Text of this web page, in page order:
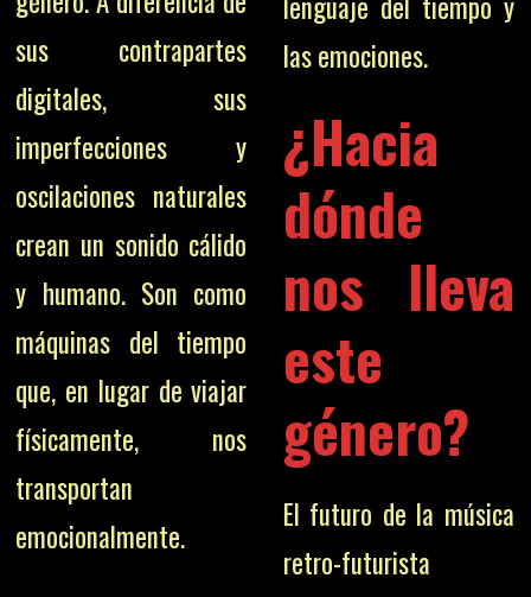
sus contrapartes
digitales, sus
imperfecciones y
oscilaciones naturales
crean un sonido cálido
y humano. Son como
máquinas del tiempo
que, en lugar de viajar
físicamente, nos
transportan
emocionalmente.
las emociones.
¿Hacia
dónde
nos lleva
este
género?
El futuro de la música
retro-futurista